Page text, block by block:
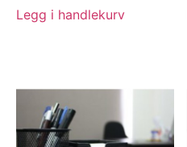
Legg i handlekurv